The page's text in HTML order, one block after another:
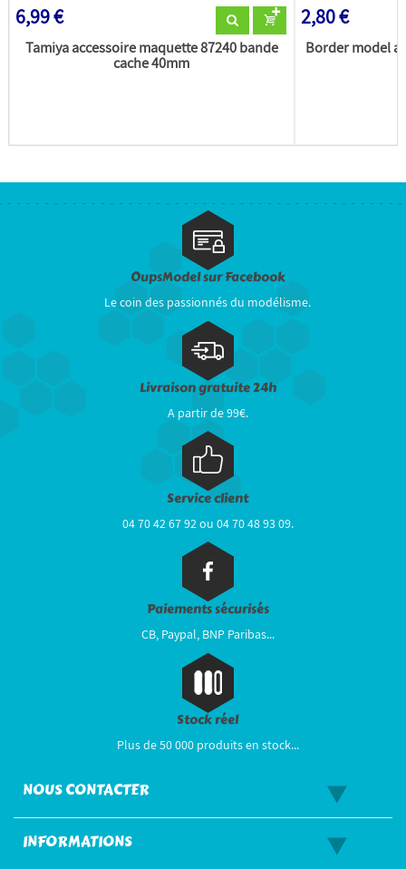
6,99 €
Tamiya accessoire maquette 87240 bande
cache 40mm
2,80 €
Border model
OupsModel sur Facebook
Le coin des passionnés du modélisme.
Livraison gratuite 24h
A partir de 99€.
Service client
04 70 42 67 92 ou 04 70 48 93 09.
Paiements sécurisés
CB, Paypal, BNP Paribas...
Stock réel
Plus de 50 000 produits en stock...
NOUS CONTACTER
INFORMATIONS